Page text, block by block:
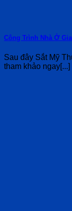
Công Trình Nhà Ở
Sau đây Sắt Mỹ
tham khảo ngay[...]